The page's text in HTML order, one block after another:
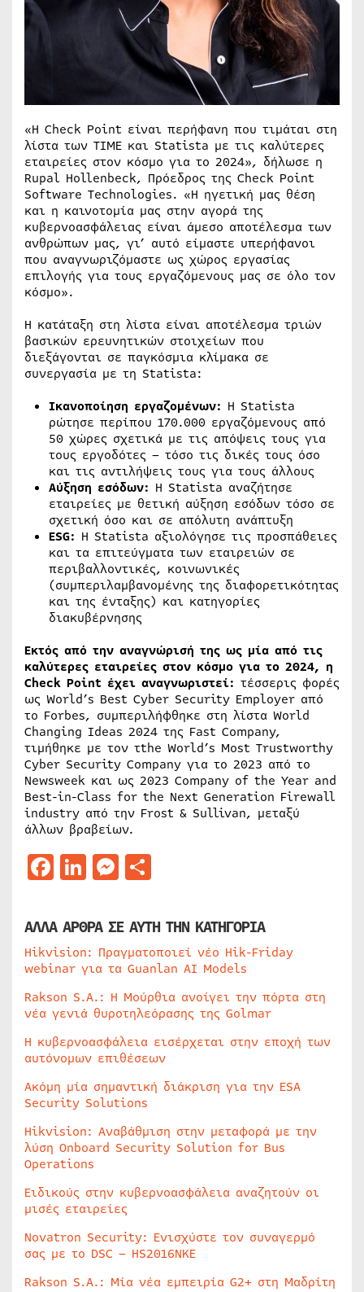
«Η Check Point είναι περήφανη που τιμάται στη
λίστα των TIME και Statista με τις καλύτερες
εταιρείες στον κόσμο για το 2024», δήλωσε η
Rupal Hollenbeck, Πρόεδρος της Check Point
Software Technologies. «Η ηγετική μας θέση
και η καινοτομία μας στην αγορά της
κυβερνοασφάλειας είναι άμεσο αποτέλεσμα των
ανθρώπων μας, γι’ αυτό είμαστε υπερήφανοι
που αναγνωριζόμαστε ως χώρος εργασίας
επιλογής για τους εργαζόμενους μας σε όλο τον
κόσμο».
Η κατάταξη στη λίστα είναι αποτέλεσμα τριών
βασικών ερευνητικών στοιχείων που
διεξάγονται σε παγκόσμια κλίμακα σε
συνεργασία με τη Statista:
Ικανοποίηση εργαζομένων: Η Statista
ρώτησε περίπου 170.000 εργαζόμενους από
50 χώρες σχετικά με τις απόψεις τους για
τους εργοδότες – τόσο τις δικές τους όσο
και τις αντιλήψεις τους για τους άλλους
Αύξηση εσόδων: Η Statista αναζήτησε
εταιρείες με θετική αύξηση εσόδων τόσο σε
σχετική όσο και σε απόλυτη ανάπτυξη
ESG: Η Statista αξιολόγησε τις προσπάθειες
και τα επιτεύγματα των εταιρειών σε
περιβαλλοντικές, κοινωνικές
(συμπεριλαμβανομένης της διαφορετικότητας
και της ένταξης) και κατηγορίες
διακυβέρνησης
Εκτός από την αναγνώρισή της ως μία από τις
καλύτερες εταιρείες στον κόσμο για το 2024, η
Check Point έχει αναγνωριστεί: τέσσερις φορές
ως World’s Best Cyber Security Employer από
το Forbes, συμπεριλήφθηκε στη λίστα World
Changing Ideas 2024 της Fast Company,
τιμήθηκε με τον τthe World’s Most Trustworthy
Cyber Security Company για το 2023 από το
Newsweek και ως 2023 Company of the Year and
Best-in-Class for the Next Generation Firewall
industry από την Frost & Sullivan, μεταξύ
άλλων βραβείων.
Facebook
LinkedIn
Messenger
ΑΛΛΑ ΑΡΘΡΑ ΣΕ ΑΥΤΗ ΤΗΝ ΚΑΤΗΓΟΡΙΑ
Hikvision: Πραγματοποιεί νέο Hik-Friday
webinar για τα Guanlan AI Models
Rakson S.A.: Η Μούρθια ανοίγει την πόρτα στη
νέα γενιά θυροτηλεόρασης της Golmar
Η κυβερνοασφάλεια εισέρχεται στην εποχή των
αυτόνομων επιθέσεων
Ακόμη μία σημαντική διάκριση για την ESA
Security Solutions
Hikvision: Αναβάθμιση στην μεταφορά με την
λύση Onboard Security Solution for Bus
Operations
Ειδικούς στην κυβερνοασφάλεια αναζητούν οι
μισές εταιρείες
Novatron Security: Ενισχύστε τον συναγερμό
σας με το DSC – HS2016NKE
Rakson S.A.: Μία νέα εμπειρία G2+ στη Μαδρίτη